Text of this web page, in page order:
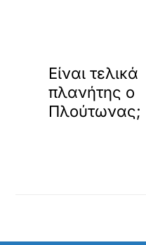
Είναι τελικά
πλανήτης ο
Πλούτωνας;